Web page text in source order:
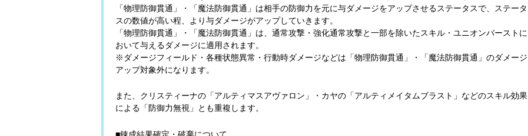
「物理防御貫通」・「魔法防御貫通」は相手の防御力を元に与ダメージをアップさせるステータスで、ステータ
スの数値が高い程、より与ダメージがアップしていきます。
「物理防御貫通」・「魔法防御貫通」は、通常攻撃・強化通常攻撃と一部を除いたスキル・ユニオンバーストに
おいて与えるダメージに適用されます。
※ダメージフィールド・各種状態異常・行動時ダメージなどは「物理防御貫通」・「魔法防御貫通」のダメージ
アップ対象外になります。
また、クリスティーナの「アルティマスアヴァロン」・カヤの「アルティメイタムブラスト」などのスキル効果
による「防御力無視」とも重複します。